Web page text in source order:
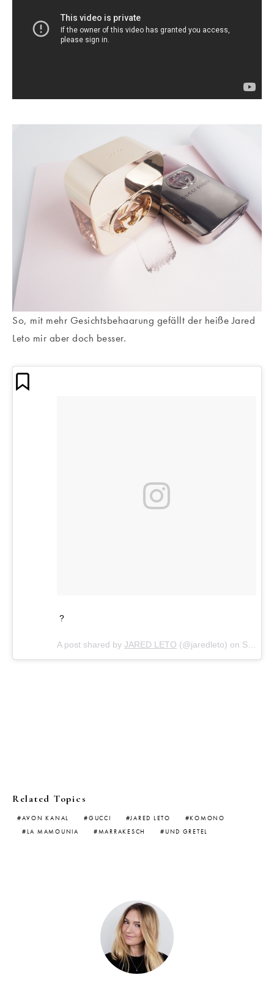
So, mit mehr Gesichtsbehaarung gefällt der heiße Jared
Leto mir aber doch besser.
?
A post shared by JARED LETO (@jaredleto) on Sep 7, 2016 at 12:13pm PDT
Related Topics
AVON KANAL GUCCI JARED LETO
KOMONO
LA MAMOUNIA
MARRAKESCH UND GRETEL